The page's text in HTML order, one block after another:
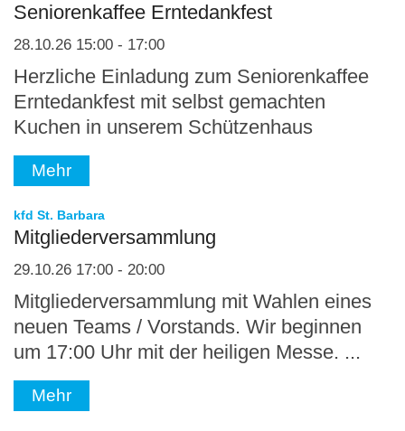
Seniorenkaffee Erntedankfest
28.10.26 15:00 - 17:00
Herzliche Einladung zum Seniorenkaffee
Erntedankfest mit selbst gemachten
Kuchen in unserem Schützenhaus
Mehr
kfd St. Barbara
Mitgliederversammlung
29.10.26 17:00 - 20:00
Mitgliederversammlung mit Wahlen eines
neuen Teams / Vorstands. Wir beginnen
um 17:00 Uhr mit der heiligen Messe. ...
Mehr